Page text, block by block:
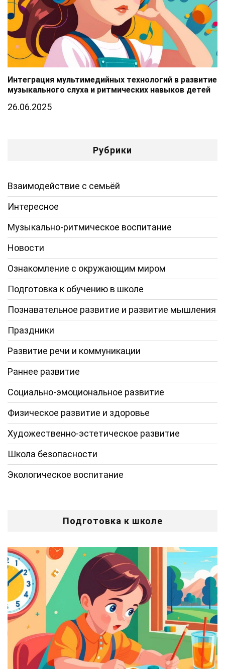
Интеграция мультимедийных технологий в развитие
музыкального слуха и ритмических навыков детей
26.06.2025
Рубрики
Взаимодействие с семьёй
Интересное
Музыкально-ритмическое воспитание
Новости
Ознакомление с окружающим миром
Подготовка к обучению в школе
Познавательное развитие и развитие мышления
Праздники
Развитие речи и коммуникации
Раннее развитие
Социально-эмоциональное развитие
Физическое развитие и здоровье
Художественно-эстетическое развитие
Школа безопасности
Экологическое воспитание
Подготовка к школе